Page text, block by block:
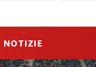
NOTIZIE